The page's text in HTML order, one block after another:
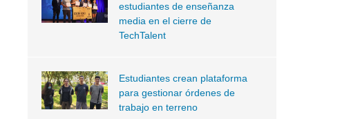
estudiantes de enseñanza
media en el cierre de
TechTalent
Estudiantes crean plataforma
para gestionar órdenes de
trabajo en terreno